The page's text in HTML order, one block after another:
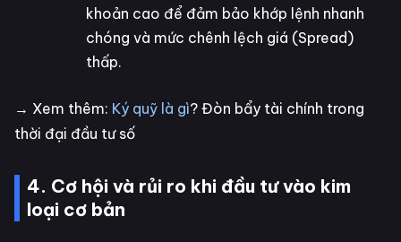
khoản cao để đảm bảo khớp lệnh nhanh
chóng và mức chênh lệch giá (Spread)
thấp.
→ Xem thêm: Ký quỹ là gì? Đòn bẩy tài chính trong
thời đại đầu tư số
4. Cơ hội và rủi ro khi đầu tư vào kim
loại cơ bản